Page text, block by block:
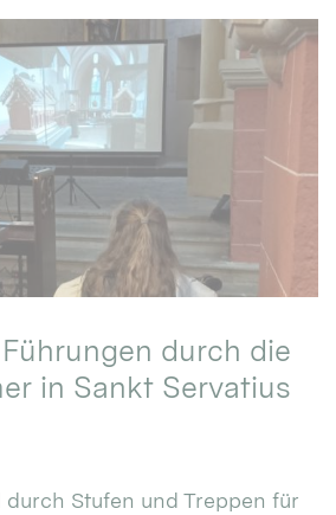
durch die
in Sankt Servatius
Stufen und Treppen für